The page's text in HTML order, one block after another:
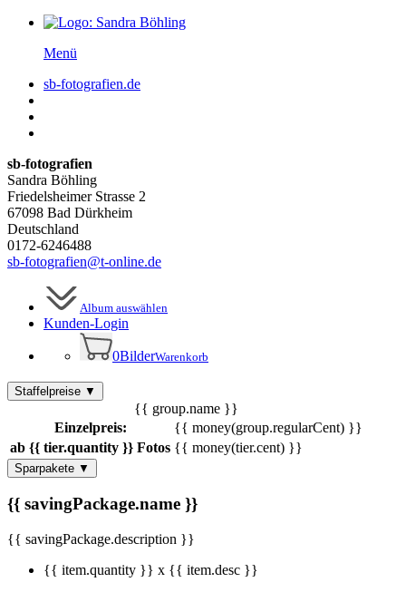
Menü
sb-fotografien.de
sb-fotografien
Sandra Böhling
Friedelsheimer Strasse 2
67098 Bad Dürkheim
Deutschland
0172-6246488
sb-fotografien@t-online.de
Album auswählen
Kunden-Login
0BilderWarenkorb
Staffelpreise ▼
{{ group.name }}
Einzelpreis:
{{ money(group.regularCent) }}
ab {{ tier.quantity }} Fotos {{ money(tier.cent) }}
Sparpakete ▼
{{ savingPackage.name }}
{{ savingPackage.description }}
{{ item.quantity }} x {{ item.desc }}